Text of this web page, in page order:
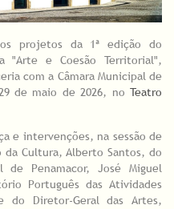
projetos da 1ª edição do
"Arte e Coesão Territorial",
com a Câmara Municipal de
de maio de 2026, no Teatro
e intervenções, na sessão de
Cultura, Alberto Santos, do
de Penamacor, José Miguel
Português das Atividades
do Diretor-Geral das Artes,